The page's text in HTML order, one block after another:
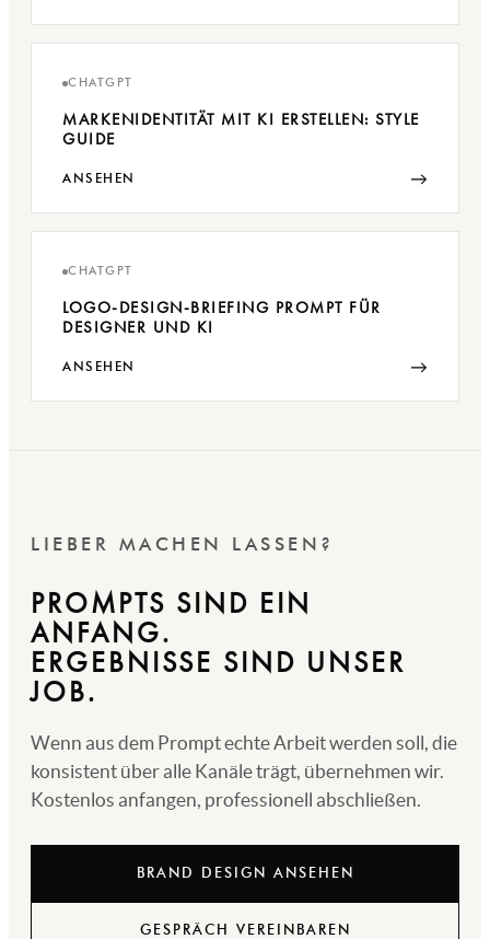
CHATGPT
MARKENIDENTITÄT MIT KI ERSTELLEN: STYLE
GUIDE
ANSEHEN →
CHATGPT
LOGO-DESIGN-BRIEFING PROMPT FÜR
DESIGNER UND KI
ANSEHEN →
LIEBER MACHEN LASSEN?
PROMPTS SIND EIN
ANFANG.
ERGEBNISSE SIND UNSER
JOB.
Wenn aus dem Prompt echte Arbeit werden soll, die
konsistent über alle Kanäle trägt, übernehmen wir.
Kostenlos anfangen, professionell abschließen.
BRAND DESIGN ANSEHEN
GESPRÄCH VEREINBAREN